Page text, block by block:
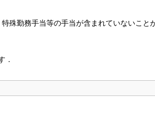
殊勤務手当等の手当が含まれていないこと
．